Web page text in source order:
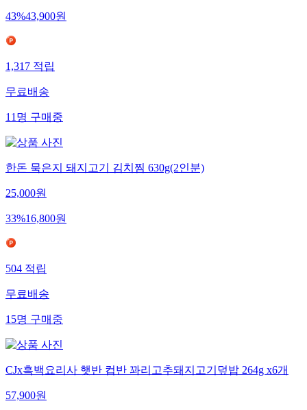
43%43,900원
1,317적립
무료배송
11명구매중
한돈 묵은지 돼지고기 김치찜 630g(2인분)
25,000원
33%16,800원
504적립
무료배송
15명구매중
CJx흑백요리사 햇반 컵반 꽈리고추돼지고기덮밥 264g x6개
57,900원